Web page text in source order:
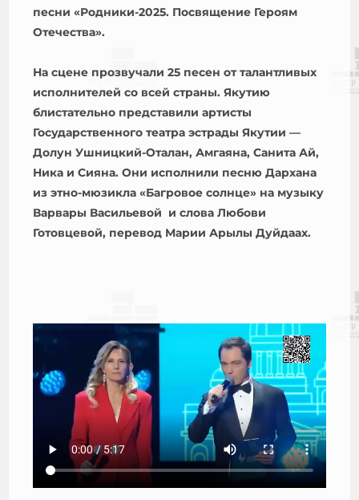
песни «Родники-2025. Посвящение Героям
Отечества».
На сцене прозвучали 25 песен от талантливых
исполнителей со всей страны. Якутию
блистательно представили артисты
Государственного театра эстрады Якутии —
Долун Ушницкий-Оталан, Амгаяна, Санита Ай,
Ника и Сияна. Они исполнили песню Дархана
из этно-мюзикла «Багровое солнце» на музыку
Варвары Васильевой и слова Любови
Готовцевой, перевод Марии Арылы Дуйдаах.